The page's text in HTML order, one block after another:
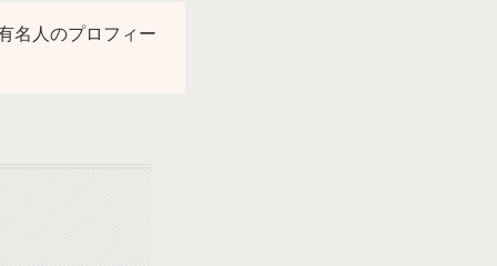
名人のプロフィー